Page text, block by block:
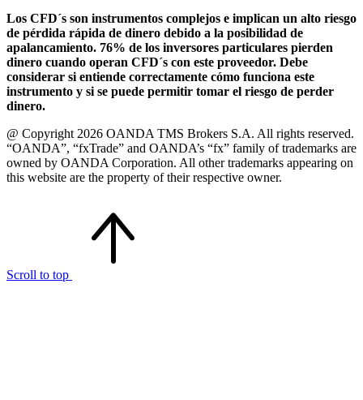
Los CFD´s son instrumentos complejos e implican un alto riesgo
de pérdida rápida de dinero debido a la posibilidad de
apalancamiento. 76% de los inversores particulares pierden
dinero cuando operan CFD´s con este proveedor. Debe
considerar si entiende correctamente cómo funciona este
instrumento y si se puede permitir tomar el riesgo de perder
dinero.
@ Copyright 2026 OANDA TMS Brokers S.A. All rights reserved.
“OANDA”, “fxTrade” and OANDA’s “fx” family of trademarks are
owned by OANDA Corporation. All other trademarks appearing on
this website are the property of their respective owner.
Scroll to top